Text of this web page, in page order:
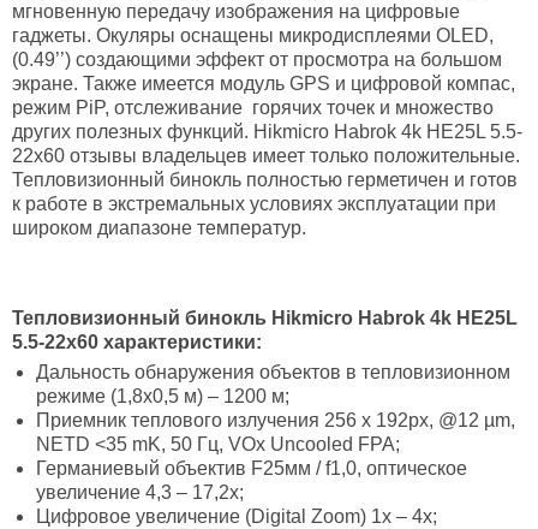
мгновенную передачу изображения на цифровые
гаджеты. Окуляры оснащены микродисплеями OLED,
(0.49’’) создающими эффект от просмотра на большом
экране. Также имеется модуль GPS и цифровой компас,
режим PiP, отслеживание горячих точек и множество
других полезных функций. Hikmicro Habrok 4k HE25L 5.5-
22x60 отзывы владельцев имеет только положительные.
Тепловизионный бинокль полностью герметичен и готов
к работе в экстремальных условиях эксплуатации при
широком диапазоне температур.
Тепловизионный бинокль Hikmicro Habrok 4k HE25L
5.5-22x60 характеристики:
Дальность обнаружения объектов в тепловизионном
режиме (1,8х0,5 м) – 1200 м;
Приемник теплового излучения 256 х 192рх, @12 µm,
NETD <35 mK, 50 Гц, VOx Uncooled FPA;
Германиевый объектив F25мм / f1,0, оптическое
увеличение 4,3 – 17,2х;
Цифровое увеличение (Digital Zoom) 1х – 4х;